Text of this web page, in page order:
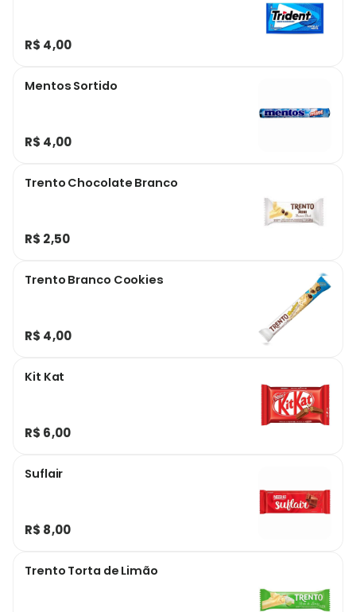
R$ 4,00
Mentos Sortido
R$ 4,00
Trento Chocolate Branco
R$ 2,50
Trento Branco Cookies
R$ 4,00
Kit Kat
R$ 6,00
Suflair
R$ 8,00
Trento Torta de Limão